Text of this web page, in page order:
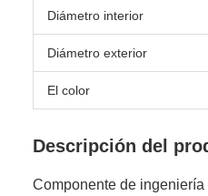
Diámetro interior
Diámetro exterior
El color
Descripción del
Componente de